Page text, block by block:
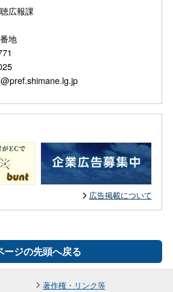
広報課
１番地
広告掲載について
ージの先頭へ戻る
著作権・リンク等